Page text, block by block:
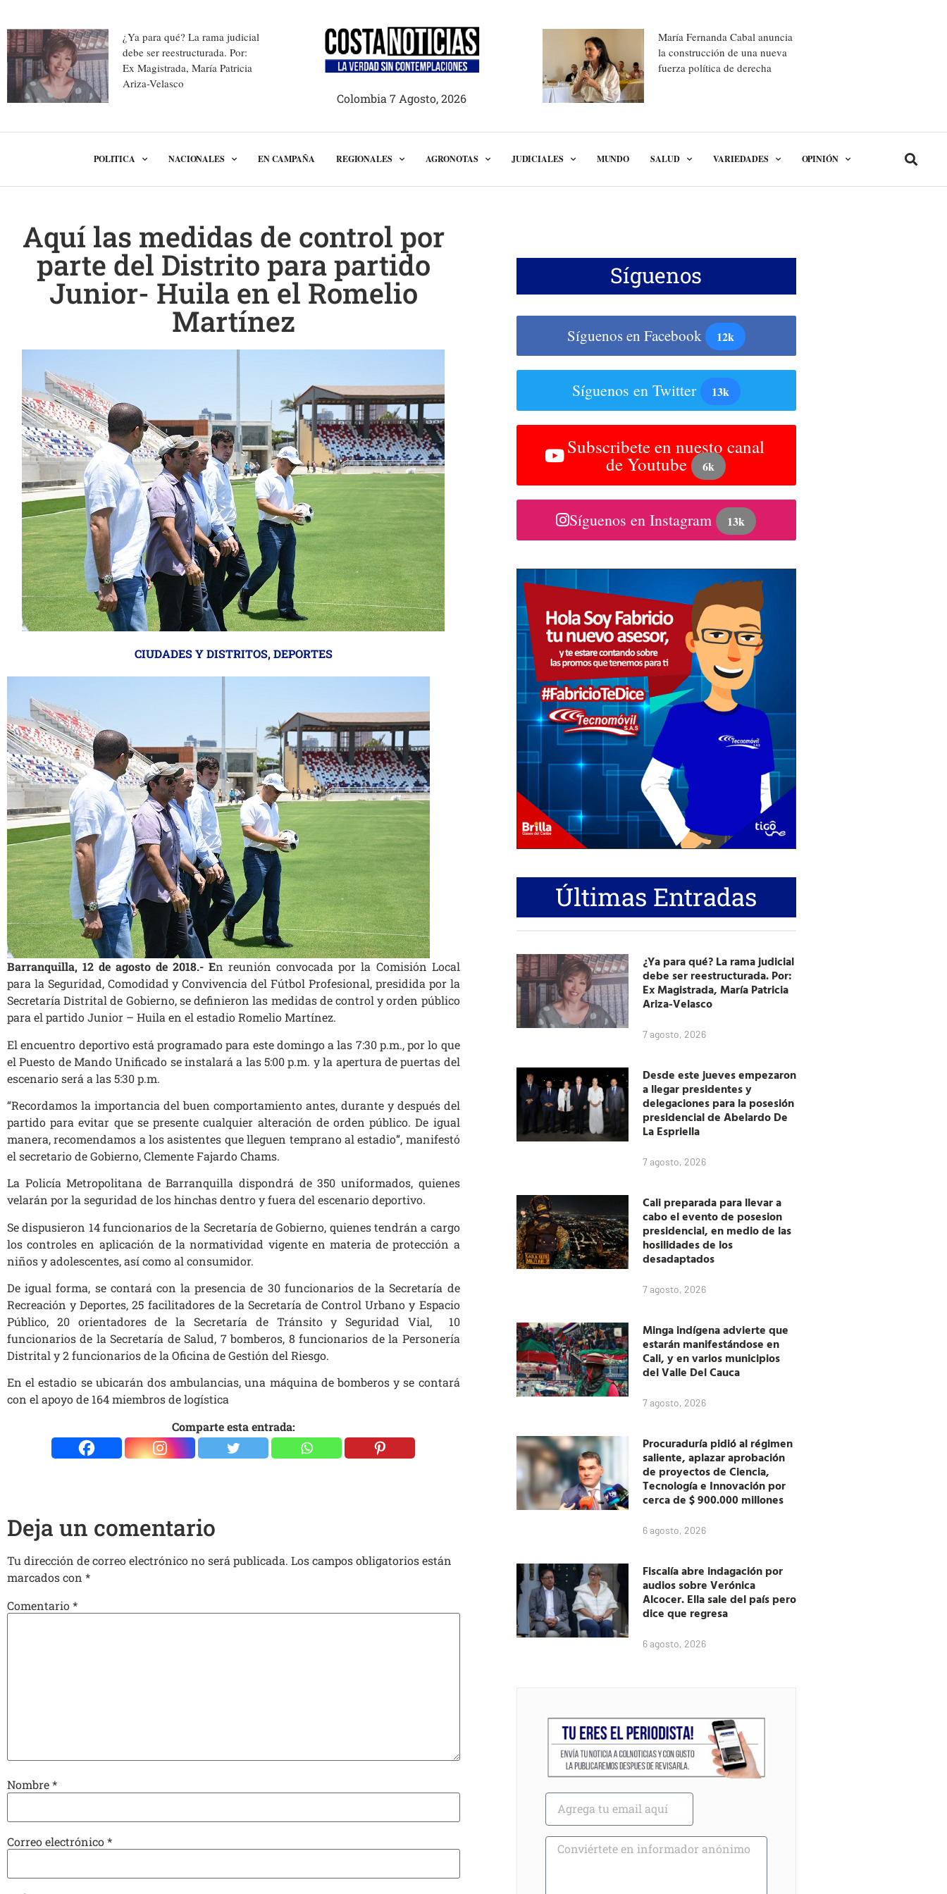
¿Ya para qué? La rama judicial
debe ser reestructurada. Por:
Ex Magistrada, María Patricia
Ariza-Velasco
Colombia 7 Agosto, 2026
María Fernanda Cabal anuncia
la construcción de una nueva
fuerza política de derecha
POLITICA NACIONALES EN CAMPAÑA REGIONALES AGRONOTAS JUDICIALES MUNDO SALUD VARIEDADES OPINIÓN
Aquí las medidas de control por
parte del Distrito para partido
Junior- Huila en el Romelio
Martínez
CIUDADES Y DISTRITOS,DEPORTES
Barranquilla, 12 de agosto de 2018.- En reunión convocada por la Comisión Local
para la Seguridad, Comodidad y Convivencia del Fútbol Profesional, presidida por la
Secretaría Distrital de Gobierno, se definieron las medidas de control y orden público
para el partido Junior – Huila en el estadio Romelio Martínez.
El encuentro deportivo está programado para este domingo a las 7:30 p.m., por lo que
el Puesto de Mando Unificado se instalará a las 5:00 p.m. y la apertura de puertas del
escenario será a las 5:30 p.m.
“Recordamos la importancia del buen comportamiento antes, durante y después del
partido para evitar que se presente cualquier alteración de orden público. De igual
manera, recomendamos a los asistentes que lleguen temprano al estadio”, manifestó
el secretario de Gobierno, Clemente Fajardo Chams.
La Policía Metropolitana de Barranquilla dispondrá de 350 uniformados, quienes
velarán por la seguridad de los hinchas dentro y fuera del escenario deportivo.
Se dispusieron 14 funcionarios de la Secretaría de Gobierno, quienes tendrán a cargo
los controles en aplicación de la normatividad vigente en materia de protección a
niños y adolescentes, así como al consumidor.
De igual forma, se contará con la presencia de 30 funcionarios de la Secretaría de
Recreación y Deportes, 25 facilitadores de la Secretaría de Control Urbano y Espacio
Público, 20 orientadores de la Secretaría de Tránsito y Seguridad Vial, 10
funcionarios de la Secretaría de Salud, 7 bomberos, 8 funcionarios de la Personería
Distrital y 2 funcionarios de la Oficina de Gestión del Riesgo.
En el estadio se ubicarán dos ambulancias, una máquina de bomberos y se contará
con el apoyo de 164 miembros de logística
Comparte esta entrada:
Deja un comentario
Tu dirección de correo electrónico no será publicada. Los campos obligatorios están
marcados con *
Comentario*
Nombre*
Correo electrónico*
Síguenos
Síguenos en Facebook 12k
Síguenos en Twitter 13k
Subscribete en nuesto canal
de Youtube 6k
Síguenos en Instagram 13k
Últimas Entradas
¿Ya para qué? La rama judicial
debe ser reestructurada. Por:
Ex Magistrada, María Patricia
Ariza-Velasco
7 agosto, 2026
Desde este jueves empezaron
a llegar presidentes y
delegaciones para la posesión
presidencial de Abelardo De
La Espriella
7 agosto, 2026
Cali preparada para llevar a
cabo el evento de posesion
presidencial, en medio de las
hosilidades de los
desadaptados
7 agosto, 2026
Minga indígena advierte que
estarán manifestándose en
Cali, y en varios municipios
del Valle Del Cauca
7 agosto, 2026
Procuraduría pidió al régimen
saliente, aplazar aprobación
de proyectos de Ciencia,
Tecnología e Innovación por
cerca de $ 900.000 millones
6 agosto, 2026
Fiscalía abre indagación por
audios sobre Verónica
Alcocer. Ella sale del país pero
dice que regresa
6 agosto, 2026